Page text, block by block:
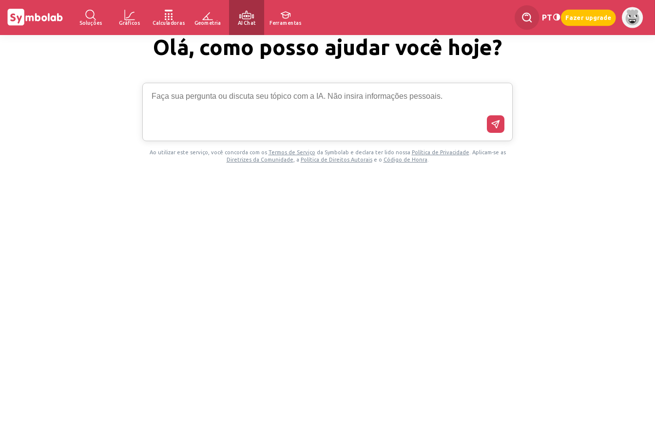
Soluções Gráficos Calculadoras Geometria AI Chat Ferramentas
PT Fazer upgrade
Olá, como posso ajudar você hoje?
Ao utilizar este serviço, você concorda com os Termos de Serviço da Symbolab e declara ter lido nossa Política de Privacidade . Aplicam-se as
Diretrizes da Comunidade , a Política de Direitos Autoraise o Código de Honra